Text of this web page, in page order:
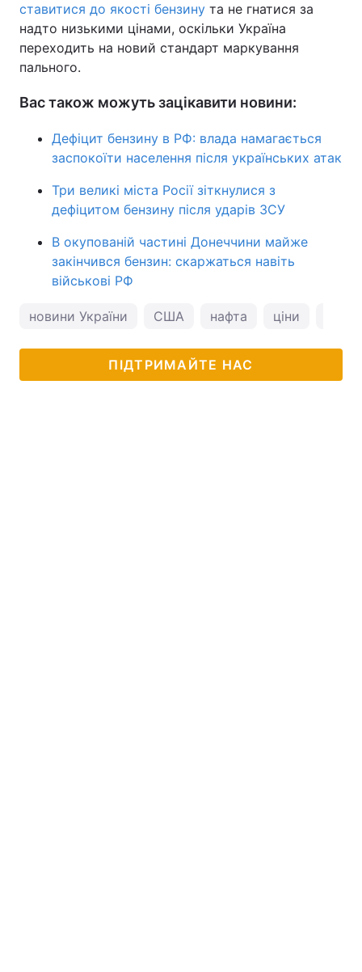
ставитися до якості бензину та не гнатися за
надто низькими цінами, оскільки Україна
переходить на новий стандарт маркування
пального.
Вас також можуть зацікавити новини:
Дефіцит бензину в РФ: влада намагається
заспокоїти населення після українських атак
Три великі міста Росії зіткнулися з
дефіцитом бензину після ударів ЗСУ
В окупованій частині Донеччини майже
закінчився бензин: скаржаться навіть
військові РФ
новини України США нафта ціни
ПІДТРИМАЙТЕ НАС